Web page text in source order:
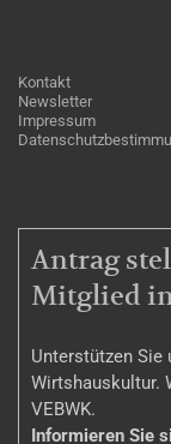
Kontakt
Newsletter
Impressum
Antrag
Mitglied
Unterstützen Sie
Wirtshauskultur.
VEBWK.
Informieren Sie